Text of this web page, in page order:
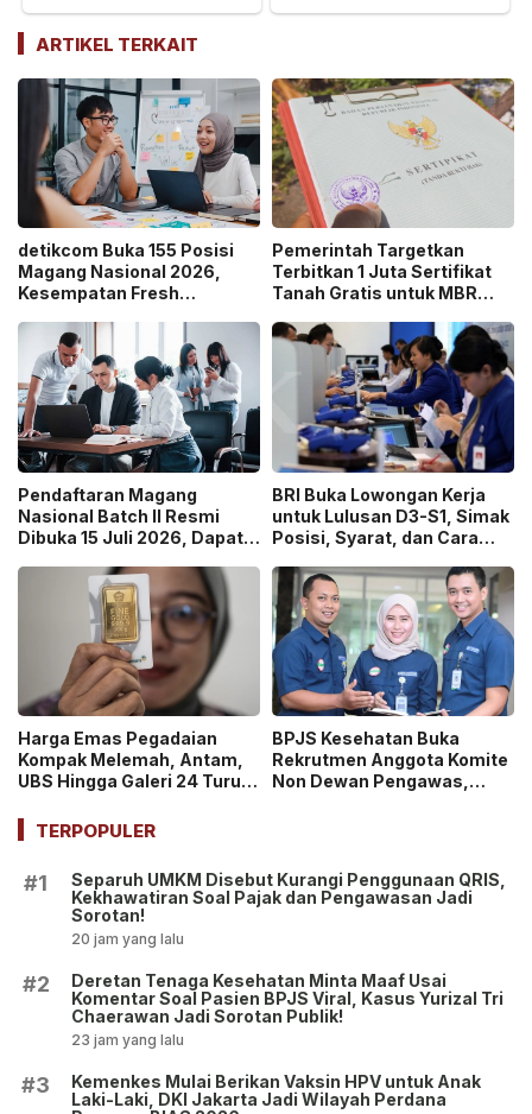
ARTIKEL TERKAIT
detikcom Buka 155 Posisi
Magang Nasional 2026,
Kesempatan Fresh
Media Digital!
Pemerintah Targetkan
Terbitkan 1 Juta Sertifikat
Tanah Gratis untuk MBR
Pendaftaran Magang
Nasional Batch II Resmi
Dibuka 15 Juli 2026, Dapat
BRI Buka Lowongan Kerja
untuk Lulusan D3-S1, Simak
Posisi, Syarat, dan Cara
Harga Emas Pegadaian
Kompak Melemah, Antam,
UBS Hingga Galeri 24 Turun
BPJS Kesehatan Buka
Rekrutmen Anggota Komite
Non Dewan Pengawas,
TERPOPULER
#1
Separuh UMKM Disebut Kurangi Penggunaan QRIS,
Kekhawatiran Soal Pajak dan Pengawasan Jadi
Sorotan!
20 jam yang lalu
#2
Deretan Tenaga Kesehatan Minta Maaf Usai
Komentar Soal Pasien BPJS Viral, Kasus Yurizal Tri
Chaerawan Jadi Sorotan Publik!
23 jam yang lalu
#3
Kemenkes Mulai Berikan Vaksin HPV untuk Anak
Laki-Laki, DKI Jakarta Jadi Wilayah Perdana